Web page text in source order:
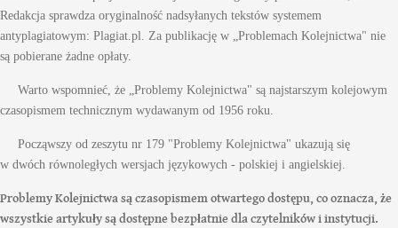
Redakcja sprawdza oryginalność nadsyłanych tekstów systemem
antyplagiatowym: Plagiat.pl. Za publikację w „Problemach Kolejnictwa" nie
są pobierane żadne opłaty.
Warto wspomnieć, że „Problemy Kolejnictwa" są najstarszym kolejowym
czasopismem technicznym wydawanym od 1956 roku.
Począwszy od zeszytu nr 179 "Problemy Kolejnictwa" ukazują się
w dwóch równoległych wersjach językowych - polskiej i angielskiej.
Problemy Kolejnictwa są czasopismem otwartego dostępu, co oznacza, że
wszystkie artykuły są dostępne bezpłatnie dla czytelników i instytucji.